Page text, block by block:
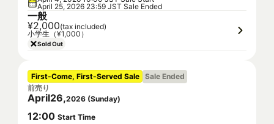
April 25, 2026 23:59 JST Sale Ended
一般
¥2,000(tax included)
小学生（¥1,000）
Sold Out
First-Come, First-Served Sale Sale Ended
前売り
April26,2026 (Sunday)
12:00 Start Time